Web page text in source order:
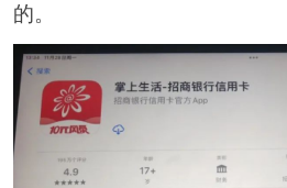
的。